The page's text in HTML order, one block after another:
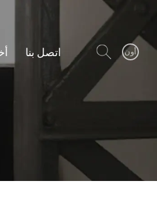
اتصل بنا أون